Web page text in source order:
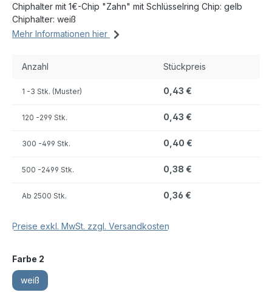
Chiphalter mit 1€-Chip "Zahn" mit Schlüsselring Chip: gelb
Chiphalter: weiß
Mehr Informationen hier
Anzahl Stückpreis
1 -3 Stk. (Muster) 0,43 €
120 -299 Stk. 0,43 €
300 -499 Stk. 0,40 €
500 -2499 Stk. 0,38 €
Ab 2500 Stk. 0,36 €
Preise exkl. MwSt. zzgl. Versandkosten
Farbe 2
weiß